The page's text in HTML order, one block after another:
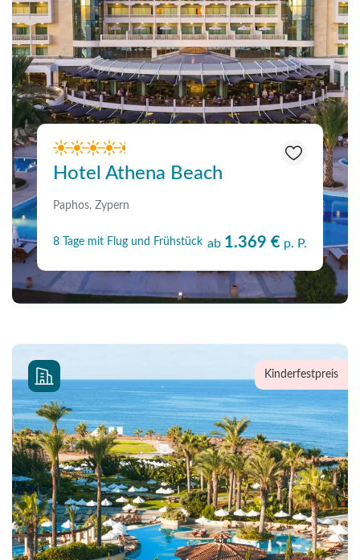
Hotel Athena Beach
Paphos, Zypern
8 Tage mit Flug und Frühstück ab 1.369 € p. P.
Kinderfestpreis